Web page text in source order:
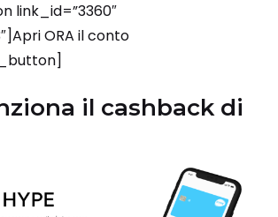
link_id=”3360″
ORA il conto
il cashback di